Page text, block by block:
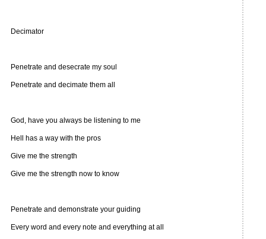
Decimator
Penetrate and desecrate my soul
Penetrate and decimate them all
God, have you always be listening to me
Hell has a way with the pros
Give me the strength
Give me the strength now to know
Penetrate and demonstrate your guiding
Every word and every note and everything at all